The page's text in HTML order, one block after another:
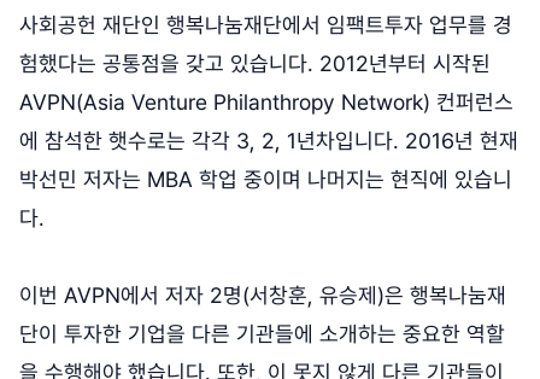
사회공헌 재단인 행복나눔재단에서 임팩트투자 업무를 경
험했다는 공통점을 갖고 있습니다. 2012년부터 시작된
AVPN(Asia Venture Philanthropy Network) 컨퍼런스
에 참석한 햇수로는 각각 3, 2, 1년차입니다. 2016년 현재
박선민 저자는 MBA 학업 중이며 나머지는 현직에 있습니
다.
이번 AVPN에서 저자 2명(서창훈, 유승제)은 행복나눔재
단이 투자한 기업을 다른 기관들에 소개하는 중요한 역할
을 수행해야 했습니다. 또한, 이 못지 않게 다른 기관들이